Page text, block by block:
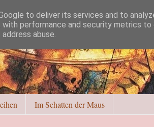
Im Schatten der Maus
to deliver its services and to
with performance and security metrics
abuse.